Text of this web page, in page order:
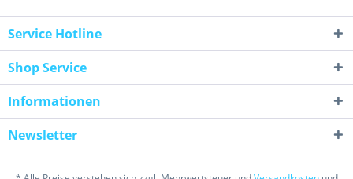
Service Hotline
Shop Service
Informationen
Newsletter